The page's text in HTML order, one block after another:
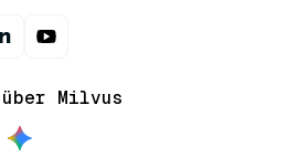
Milvus